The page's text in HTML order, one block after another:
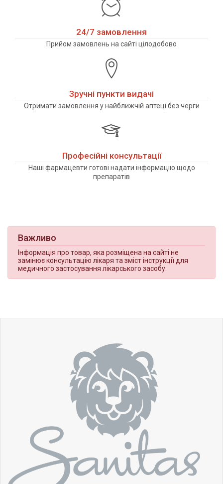
24/7 замовлення
Прийом замовлень на сайті цілодобово
Зручні пункти видачі
Отримати замовлення у найближчій аптеці без черги
Професійні консультації
Наші фармацевти готові надати інформацію щодо
препаратів
Важливо
Інформація про товар, яка розміщена на сайті не
замінює консультацію лікаря та зміст інструкції для
медичного застосування лікарського засобу.